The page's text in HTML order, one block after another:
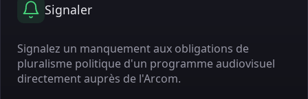
Signaler
Signalez un manquement aux obligations de
pluralisme politique d'un programme audiovisuel
directement auprès de l'Arcom.